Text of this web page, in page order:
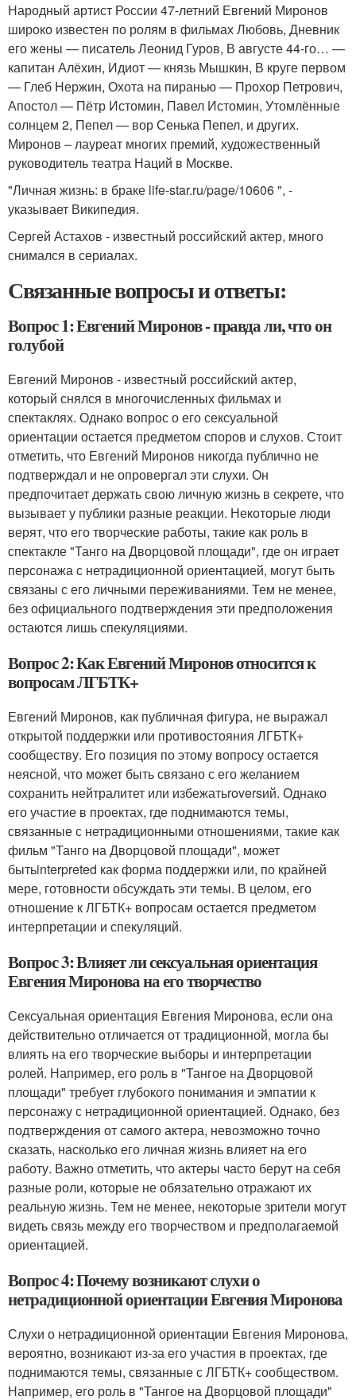
Народный артист России 47-летний Евгений Миронов
широко известен по ролям в фильмах Любовь, Дневник
его жены — писатель Леонид Гуров, В августе 44-го… —
капитан Алёхин, Идиот — князь Мышкин, В круге первом
— Глеб Нержин, Охота на пиранью — Прохор Петрович,
Апостол — Пётр Истомин, Павел Истомин, Утомлённые
солнцем 2, Пепел — вор Сенька Пепел, и других.
Миронов – лауреат многих премий, художественный
руководитель театра Наций в Москве.
"Личная жизнь: в браке life-star.ru/page/10606 ", -
указывает Википедия.
Сергей Астахов - известный российский актер, много
снимался в сериалах.
Связанные вопросы и ответы:
Вопрос 1: Евгений Миронов - правда ли, что он
голубой
Евгений Миронов - известный российский актер,
который снялся в многочисленных фильмах и
спектаклях. Однако вопрос о его сексуальной
ориентации остается предметом споров и слухов. Стоит
отметить, что Евгений Миронов никогда публично не
подтверждал и не опровергал эти слухи. Он
предпочитает держать свою личную жизнь в секрете, что
вызывает у публики разные реакции. Некоторые люди
верят, что его творческие работы, такие как роль в
спектакле "Танго на Дворцовой площади", где он играет
персонажа с нетрадиционной ориентацией, могут быть
связаны с его личными переживаниями. Тем не менее,
без официального подтверждения эти предположения
остаются лишь спекуляциями.
Вопрос 2: Как Евгений Миронов относится к
вопросам ЛГБТК+
Евгений Миронов, как публичная фигура, не выражал
открытой поддержки или противостояния ЛГБТК+
сообществу. Его позиция по этому вопросу остается
неясной, что может быть связано с его желанием
сохранить нейтралитет или избежатьroversий. Однако
его участие в проектах, где поднимаются темы,
связанные с нетрадиционными отношениями, такие как
фильм "Танго на Дворцовой площади", может
бытьinterpreted как форма поддержки или, по крайней
мере, готовности обсуждать эти темы. В целом, его
отношение к ЛГБТК+ вопросам остается предметом
интерпретации и спекуляций.
Вопрос 3: Влияет ли сексуальная ориентация
Евгения Миронова на его творчество
Сексуальная ориентация Евгения Миронова, если она
действительно отличается от традиционной, могла бы
влиять на его творческие выборы и интерпретации
ролей. Например, его роль в "Тангое на Дворцовой
площади" требует глубокого понимания и эмпатии к
персонажу с нетрадиционной ориентацией. Однако, без
подтверждения от самого актера, невозможно точно
сказать, насколько его личная жизнь влияет на его
работу. Важно отметить, что актеры часто берут на себя
разные роли, которые не обязательно отражают их
реальную жизнь. Тем не менее, некоторые зрители могут
видеть связь между его творчеством и предполагаемой
ориентацией.
Вопрос 4: Почему возникают слухи о
нетрадиционной ориентации Евгения Миронова
Слухи о нетрадиционной ориентации Евгения Миронова,
вероятно, возникают из-за его участия в проектах, где
поднимаются темы, связанные с ЛГБТК+ сообществом.
Например, его роль в "Тангое на Дворцовой площади"